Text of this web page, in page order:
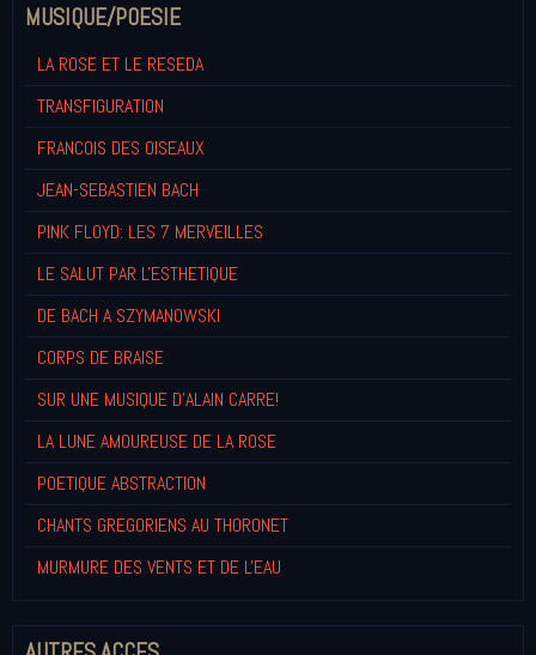
MUSIQUE/POESIE
LA ROSE ET LE RESEDA
TRANSFIGURATION
FRANCOIS DES OISEAUX
JEAN-SEBASTIEN BACH
PINK FLOYD: LES 7 MERVEILLES
LE SALUT PAR L'ESTHETIQUE
DE BACH A SZYMANOWSKI
CORPS DE BRAISE
SUR UNE MUSIQUE D'ALAIN CARRE!
LA LUNE AMOUREUSE DE LA ROSE
POETIQUE ABSTRACTION
CHANTS GREGORIENS AU THORONET
MURMURE DES VENTS ET DE L'EAU